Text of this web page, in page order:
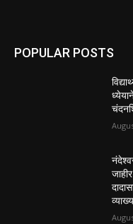
POPULAR POSTS